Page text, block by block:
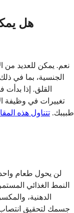
هل
نعم. يمكن للعديد من
الجنسية، بما في
القلق. إذا
تغييرات في وظيفة
طبيبك. تتناول هذه
لن يحول طعام
النمط الغذائي
الدهنية،
جسمك لتحقيق